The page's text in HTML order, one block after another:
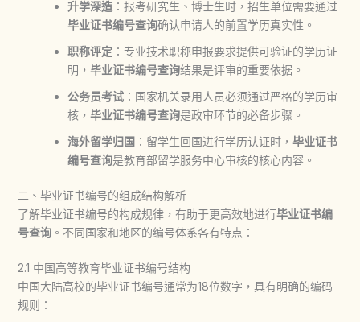
升学深造：报考研究生、博士生时，招生单位需要通过
毕业证书编号查询确认申请人的前置学历真实性。
职称评定：专业技术职称申报要求提供可验证的学历证
明， 毕业证书编号查询结果是评审的重要依据。
公务员考试：国家机关录用人员必须通过严格的学历审
核， 毕业证书编号查询是政审环节的必备步骤。
海外留学归国 ：留学生回国进行学历认证时， 毕业证书
编号查询是教育部留学服务中心审核的核心内容。
二、毕业证书编号的组成结构解析
了解毕业证书编号的构成规律，有助于更高效地进行毕业证书编
号查询。不同国家和地区的编号体系各有特点：
2.1 中国高等教育毕业证书编号结构
中国大陆高校的毕业证书编号通常为18位数字，具有明确的编码
规则：